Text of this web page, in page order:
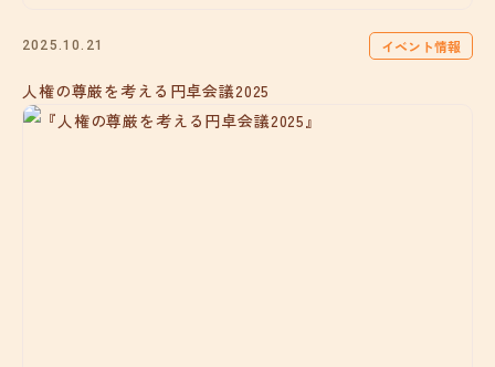
2025.10.21 イベント情報
人権の尊厳を考える円卓会議2025